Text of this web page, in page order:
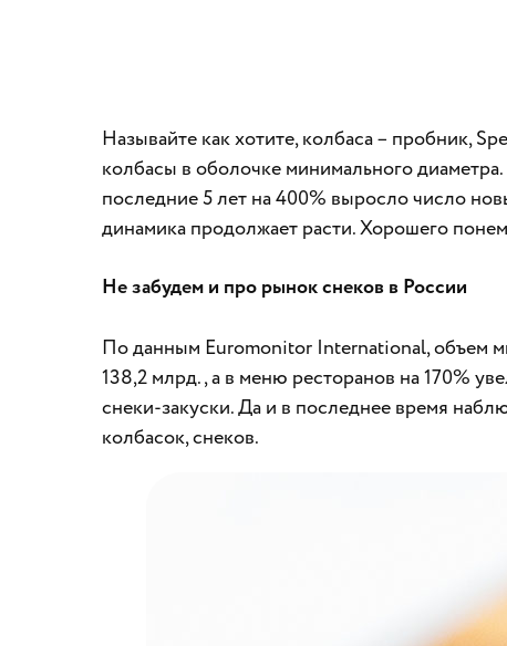
Называйте как хотите, колбаса – пробник,
колбасы в оболочке минимального
последние 5 лет на 400% выросло число
динамика продолжает расти. Хорошего
Не забудем и про рынок снеков в России
По данным Euromonitor International, объем
138,2 млрд., а в меню ресторанов на 170%
снеки-закуски. Да и в последнее время
колбасок, снеков.